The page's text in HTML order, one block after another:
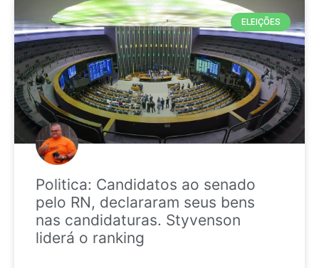
ELEIÇÕES
Politica: Candidatos ao senado
pelo RN, declararam seus bens
nas candidaturas. Styvenson
liderá o ranking